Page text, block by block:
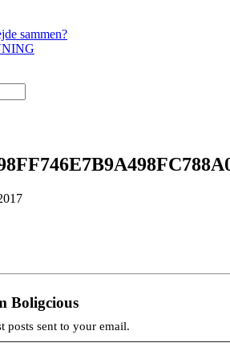
sammen?
Boligcious
posts sent to your email.